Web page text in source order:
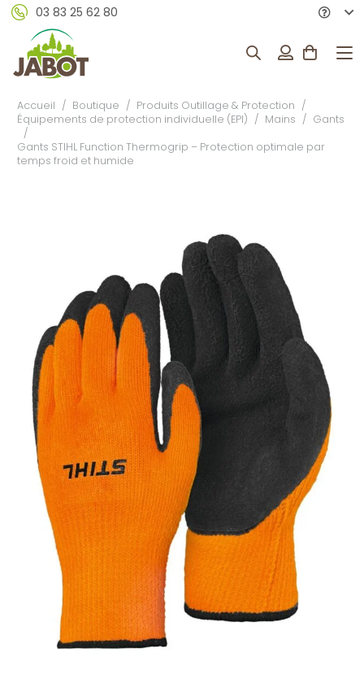
03 83 25 62 80
Accueil / Boutique / Produits Outillage & Protection /
Équipements de protection individuelle (EPI) / Mains / Gants
/
Gants STIHL Function Thermogrip – Protection optimale par
temps froid et humide